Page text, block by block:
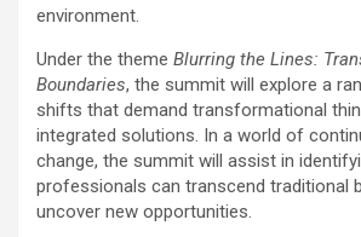
environment.
Under the theme Blurring the Lines:
Boundaries, the summit will explore a
shifts that demand transformational
integrated solutions. In a world of
change, the summit will assist in
professionals can transcend traditional
uncover new opportunities.